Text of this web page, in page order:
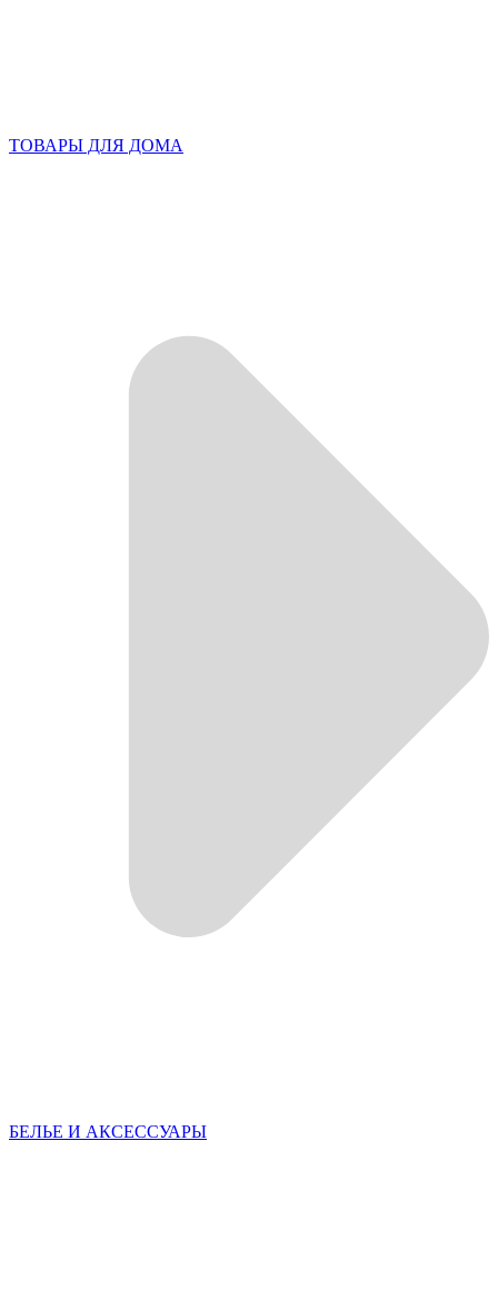
ТОВАРЫ ДЛЯ ДОМА
БЕЛЬЕ И АКСЕССУАРЫ